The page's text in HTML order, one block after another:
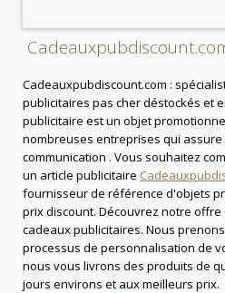
Cadeauxpubdiscount.com :
publicitaires pas cher déstockés et
publicitaire est un objet
nombreuses entreprises qui assure
communication . Vous souhaitez
un article publicitaire
fournisseur de référence d'objets
prix discount. Découvrez notre
cadeaux publicitaires. Nous
processus de personnalisation de
nous vous livrons des produits de
jours environs et aux meilleurs prix.